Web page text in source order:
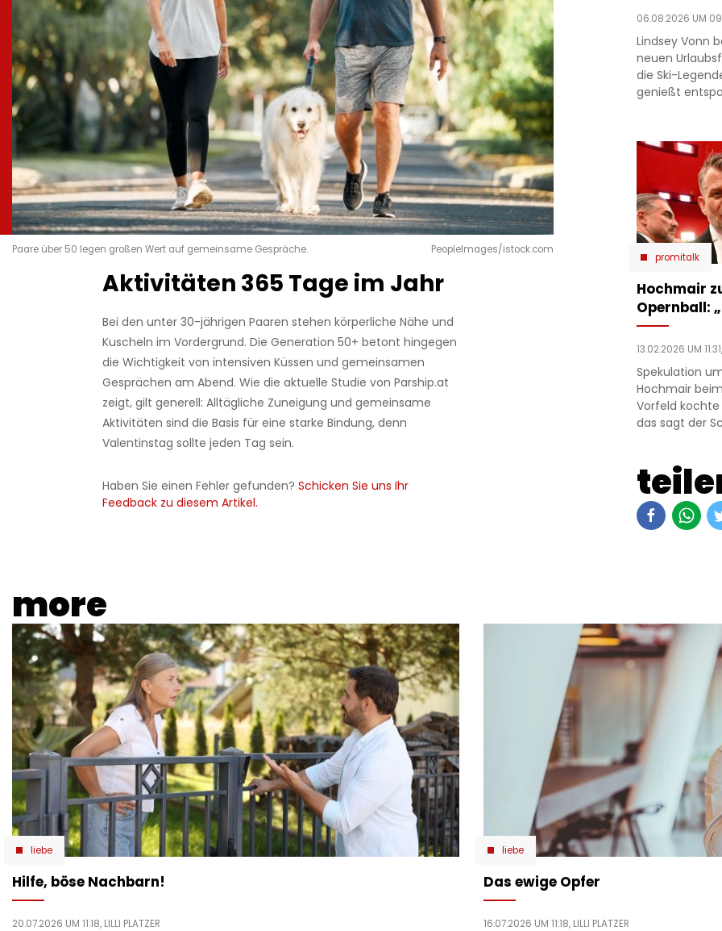
Paare über 50 legen großen Wert auf gemeinsame Gespräche. PeopleImages/istock.com
Aktivitäten 365 Tage im Jahr
Bei den unter 30-jährigen Paaren stehen körperliche Nähe und
Kuscheln im Vordergrund. Die Generation 50+ betont hingegen
die Wichtigkeit von intensiven Küssen und gemeinsamen
Gesprächen am Abend. Wie die aktuelle Studie von Parship.at
zeigt, gilt generell: Alltägliche Zuneigung und gemeinsame
Aktivitäten sind die Basis für eine starke Bindung, denn
Valentinstag sollte jeden Tag sein.
Haben Sie einen Fehler gefunden?Schicken Sie uns Ihr
Feedback zu diesem Artikel.
06.08.2026 UM
Lindsey Vonn
neuen
die Ski-
genießt
promitalk
Hochmair
Opernball:
13.02.2026 UM
Spekulation
Hochmair
Vorfeld
das sagt der
more
liebe
Hilfe, böse Nachbarn!
20.07.2026 UM 11:18, LILLI PLATZER
liebe
Das ewige Opfer
16.07.2026 UM 11:18, LILLI PLATZER